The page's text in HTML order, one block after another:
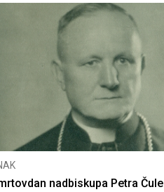
nadbiskupa Petra Čule